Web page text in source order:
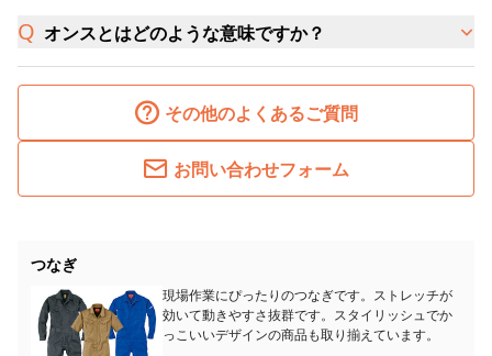
オンスとはどのような意味ですか？
その他のよくあるご質問
お問い合わせフォーム
つなぎ
現場作業にぴったりのつなぎです。ストレッチが
効いて動きやすさ抜群です。スタイリッシュでか
っこいいデザインの商品も取り揃えています。